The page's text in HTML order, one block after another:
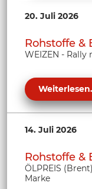
20. Juli 2026
Rohstoffe &
WEIZEN - Rally
14. Juli 2026
Rohstoffe &
ÖLPREIS
Marke